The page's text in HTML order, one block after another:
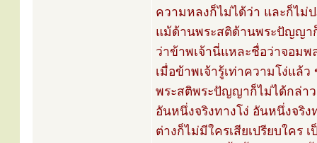
ความหลงก็ไม่ได้ว่า และก็ไม่
แม้ด้านพระสติด้านพระปัญญา
ว่าข้าพเจ้านี่แหละชื่อว่าจอม
เมื่อข้าพเจ้ารู้เท่าความโง่แล้
พระสติพระปัญญาก็ไม่ได้กล่าว
อันหนึ่งจริงทางโง่ อันหนึ่งจริ
ต่างก็ไม่มีใครเสียเปรียบใคร